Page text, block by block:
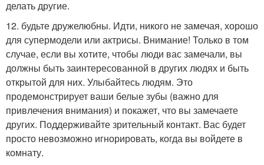
делать другие.
12. будьте дружелюбны. Идти, никого не замечая, хорошо
для супермодели или актрисы. Внимание! Только в том
случае, если вы хотите, чтобы люди вас замечали, вы
должны быть заинтересованной в других людях и быть
открытой для них. Улыбайтесь людям. Это
продемонстрирует ваши белые зубы (важно для
привлечения внимания) и покажет, что вы замечаете
других. Поддерживайте зрительный контакт. Вас будет
просто невозможно игнорировать, когда вы войдете в
комнату.